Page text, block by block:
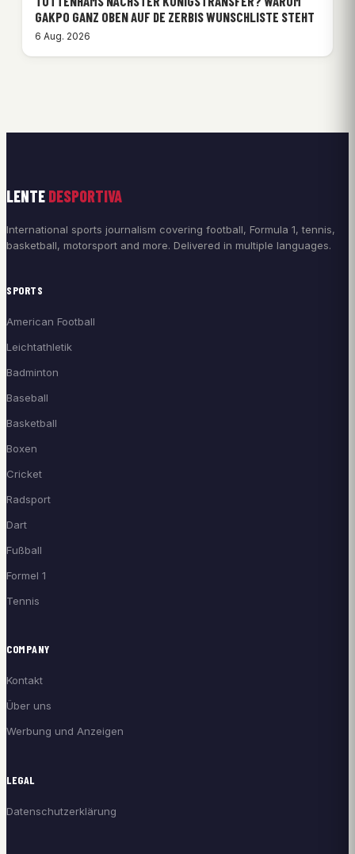
GAKPO GANZ OBEN AUF DE ZERBIS WUNSCHLISTE STEHT
6 Aug. 2026
LENTE DESPORTIVA
International sports journalism covering football, Formula 1, tennis,
basketball, motorsport and more. Delivered in multiple languages.
SPORTS
American Football
Leichtathletik
Badminton
Baseball
Basketball
Boxen
Cricket
Radsport
Dart
Fußball
Formel 1
Tennis
COMPANY
Kontakt
Über uns
Werbung und Anzeigen
LEGAL
Datenschutzerklärung